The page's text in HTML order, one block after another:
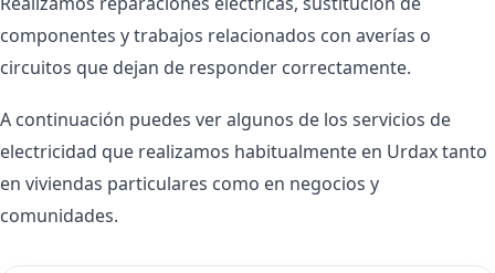
componentes y trabajos relacionados con averías o
circuitos que dejan de responder correctamente.
A continuación puedes ver algunos de los servicios de
electricidad que realizamos habitualmente en Urdax tanto
en viviendas particulares como en negocios y
comunidades.